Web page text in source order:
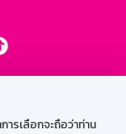
รเลือกจะถือว่าท่าน